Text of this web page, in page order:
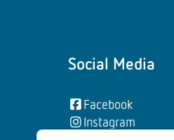
Social Media
Facebook
Instagram